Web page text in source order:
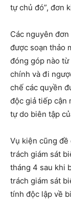
tự chủ đó”, đơn
Các nguyên
được soạn thảo
đóng góp nào
chính và đi
chế các quyền
độc giả tiếp cận
tự do biên tập
Vụ kiện cũng
trách giám sát
tháng 4 sau khi
trách giám sát
tính độc lập về